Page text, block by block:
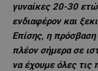
γυναίκες 20-30
ενδιαφέρον και
Επίσης, η πρόσβαση
πλέον σήμερα σε
να έχουμε όλες τις